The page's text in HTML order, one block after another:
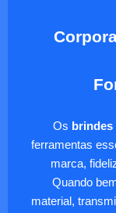
Os
ferramentas
marca,
Quando
material,